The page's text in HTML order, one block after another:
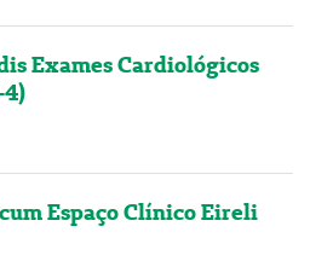
Exames Cardiológicos
4)
Espaço Clínico Eireli